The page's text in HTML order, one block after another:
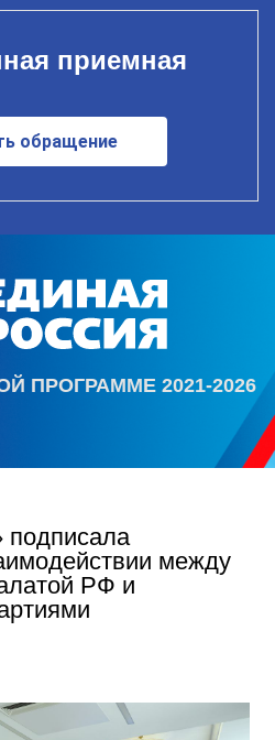
приемная
обращение
ПРОГРАММЕ 2021-2026
подписала
между
РФ и